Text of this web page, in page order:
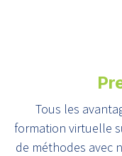
Tous les
formation virtuelle
de méthodes avec